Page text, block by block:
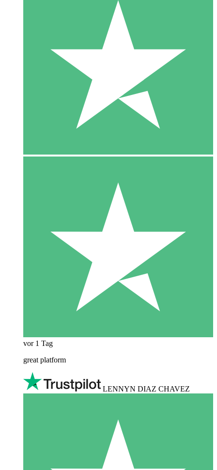
vor 1 Tag
great platform
LENNYN DIAZ CHAVEZ